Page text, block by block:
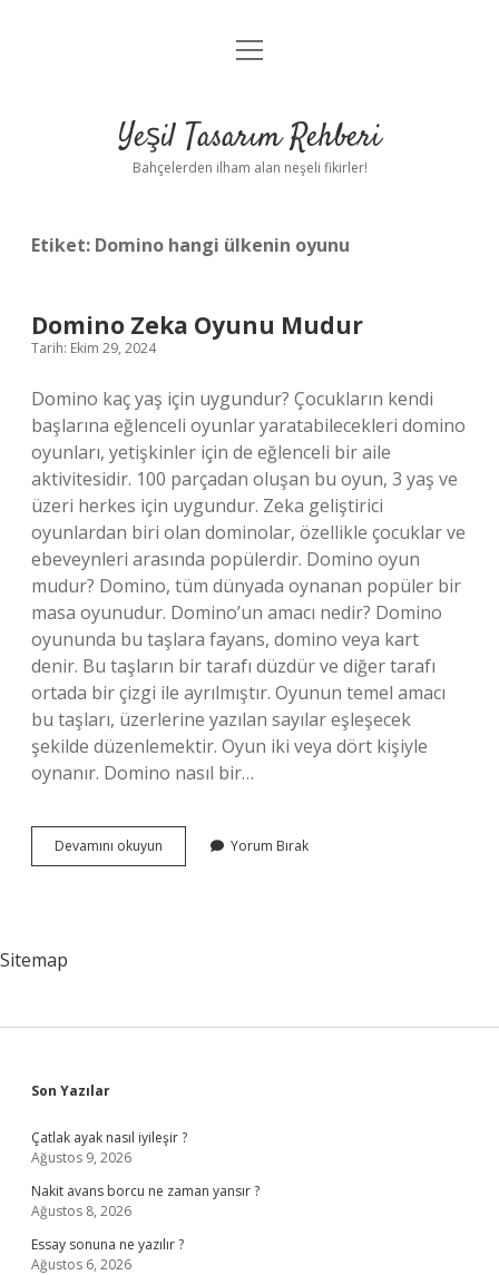
Anasayfa
Yasal Uyarı
menüyü
Yeşil Tasarım Rehberi
Bahçelerden ilham alan neşeli fikirler!
Etiket: Domino hangi ülkenin oyunu
Domino Zeka Oyunu Mudur
Tarih: Ekim 29, 2024
Domino kaç yaş için uygundur? Çocukların kendi
başlarına eğlenceli oyunlar yaratabilecekleri domino
oyunları, yetişkinler için de eğlenceli bir aile
aktivitesidir. 100 parçadan oluşan bu oyun, 3 yaş ve
üzeri herkes için uygundur. Zeka geliştirici
oyunlardan biri olan dominolar, özellikle çocuklar ve
ebeveynleri arasında popülerdir. Domino oyun
mudur? Domino, tüm dünyada oynanan popüler bir
masa oyunudur. Domino’un amacı nedir? Domino
oyununda bu taşlara fayans, domino veya kart
denir. Bu taşların bir tarafı düzdür ve diğer tarafı
ortada bir çizgi ile ayrılmıştır. Oyunun temel amacı
bu taşları, üzerlerine yazılan sayılar eşleşecek
şekilde düzenlemektir. Oyun iki veya dört kişiyle
oynanır. Domino nasıl bir…
Devamını okuyun Domino
Zeka
Yorum Bırak
Sitemap
Sidebar
Son Yazılar
Çatlak ayak nasıl iyileşir ?
Ağustos 9, 2026
Nakit avans borcu ne zaman yansır ?
Ağustos 8, 2026
Essay sonuna ne yazılır ?
Ağustos 6, 2026